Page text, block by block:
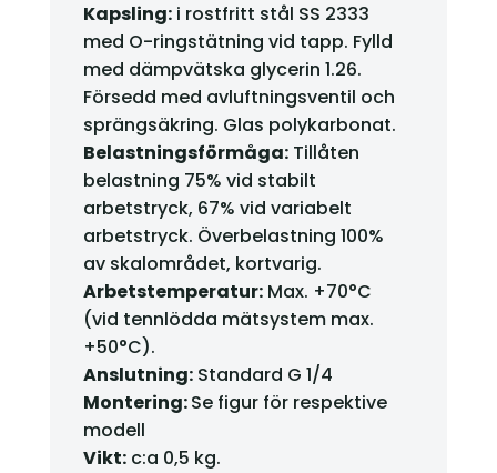
Kapsling:i rostfritt stål SS 2333
med O-ringstätning vid tapp. Fylld
med dämpvätska glycerin 1.26.
Försedd med avluftningsventil och
sprängsäkring. Glas polykarbonat.
Belastningsförmåga: Tillåten
belastning 75% vid stabilt
arbetstryck, 67% vid variabelt
arbetstryck. Överbelastning 100%
av skalområdet, kortvarig.
Arbetstemperatur:Max. +70°C
(vid tennlödda mätsystem max.
+50°C).
Anslutning:Standard G 1/4
Montering:Se figur för respektive
modell
Vikt:c:a 0,5 kg.